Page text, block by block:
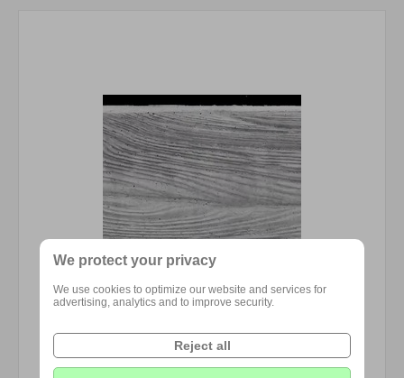
We protect your privacy
We use cookies to optimize our website and services for
advertising, analytics and to improve security.
Reject all